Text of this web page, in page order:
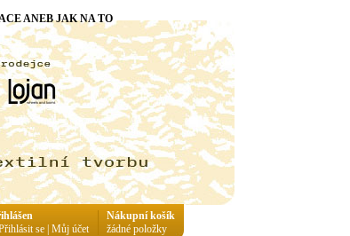
ANEB JAK NA TO
Nákupní košík
žádné položky
se Můj účet